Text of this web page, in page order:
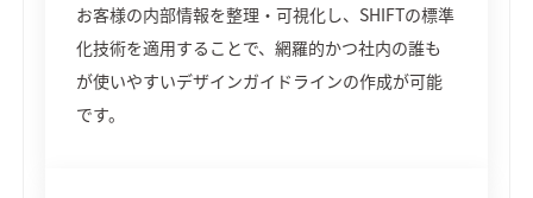
お客様の内部情報を整理・可視化し、SHIFTの標準
化技術を適用することで、網羅的かつ社内の誰も
が使いやすいデザインガイドラインの作成が可能
です。